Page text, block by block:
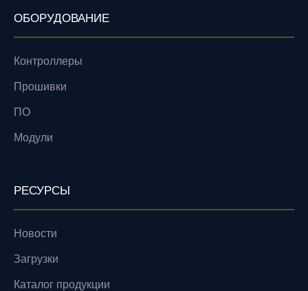
ОБОРУДОВАНИЕ
Контроллеры
Прошивки
ПО
Модули
РЕСУРСЫ
Новости
Загрузки
Каталог продукции